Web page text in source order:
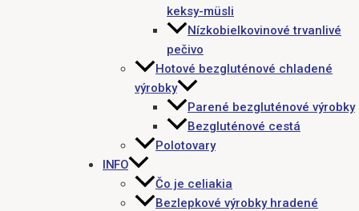
keksy-müsli
Nízkobielkovinové trvanlivé
pečivo
Hotové bezgluténové chladené
výrobky
Parené bezgluténové výrobky
Bezgluténové cestá
Polotovary
INFO
Čo je celiakia
Bezlepkové výrobky hradené